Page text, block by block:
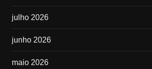
julho 2026
junho 2026
maio 2026